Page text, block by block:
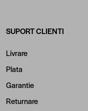
SUPORT CLIENTI
Livrare
Plata
Garantie
Returnare